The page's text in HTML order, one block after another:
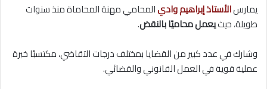
يمارسالأستاذ إبراهيم واديالمحامي مهنة المحاماة منذ سنوات
طويلة، حيثيعمل محاميًا بالنقض.
وشارك في عدد كبير من القضايا بمختلف درجات التقاضي، مكتسبًا خبرة
عملية قوية في العمل القانوني والقضائي.